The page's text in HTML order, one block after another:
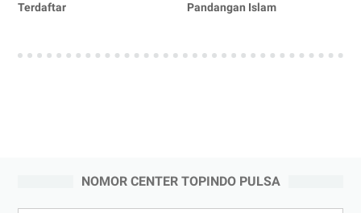
Terdaftar
Pandangan Islam
NOMOR CENTER TOPINDO PULSA